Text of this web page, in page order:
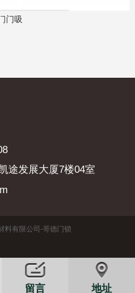
门吸
途发展大厦7楼04室
料有限公司-哥德门锁
留言 地址